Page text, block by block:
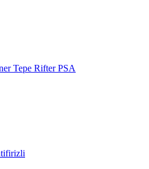
Tepe Rifter PSA